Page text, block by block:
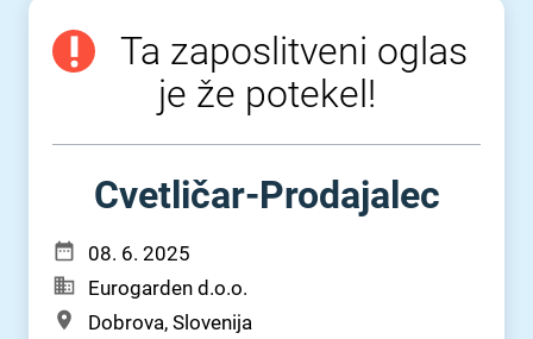
Ta zaposlitveni oglas
je že potekel!
Cvetličar-Prodajalec
08. 6. 2025
Eurogarden d.o.o.
Dobrova, Slovenija